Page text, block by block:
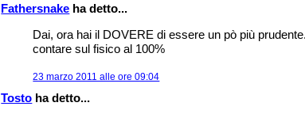
Fathersnake ha detto...
Dai, ora hai il DOVERE di essere un pò più
contare sul fisico al 100%
23 marzo 2011 alle ore 09:04
Tosto ha detto...